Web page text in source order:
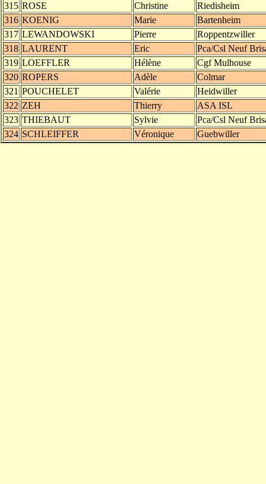
315 ROSE Christine
Riedisheim
316 KOENIG Marie
Bartenheim
317 LEWANDOWSKI Pierre
Roppentzwiller
318 LAURENT Eric
Pca/Csl Neuf
319 LOEFFLER Hélène
Cgf Mulhouse
320 ROPERS Adèle
Colmar
321 POUCHELET Valérie
Heidwiller
322 ZEH Thierry
ASA ISL
323 THIEBAUT Sylvie
Pca/Csl Neuf
324 SCHLEIFFER Véronique Guebwiller